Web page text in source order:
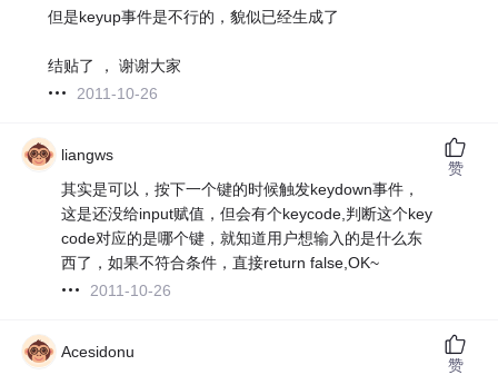
但是keyup事件是不行的，貌似已经生成了
结贴了 ， 谢谢大家
2011-10-26
liangws
其实是可以，按下一个键的时候触发keydown事件，
这是还没给input赋值，但会有个keycode,判断这个key
code对应的是哪个键，就知道用户想输入的是什么东
西了，如果不符合条件，直接return false,OK~
2011-10-26
赞
Acesidonu
赞